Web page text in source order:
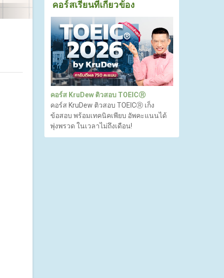
คอร์สเรียนที่เกี่ยวข้อง
คอร์ส KruDew ติวสอบ TOEICⓇ
คอร์ส KruDew ติวสอบ TOEICⓇ เก็ง
ข้อสอบ พร้อมเทคนิคเพียบ อัพคะแนนได้
พุ่งพรวด ในเวลาไม่ถึงเดือน!